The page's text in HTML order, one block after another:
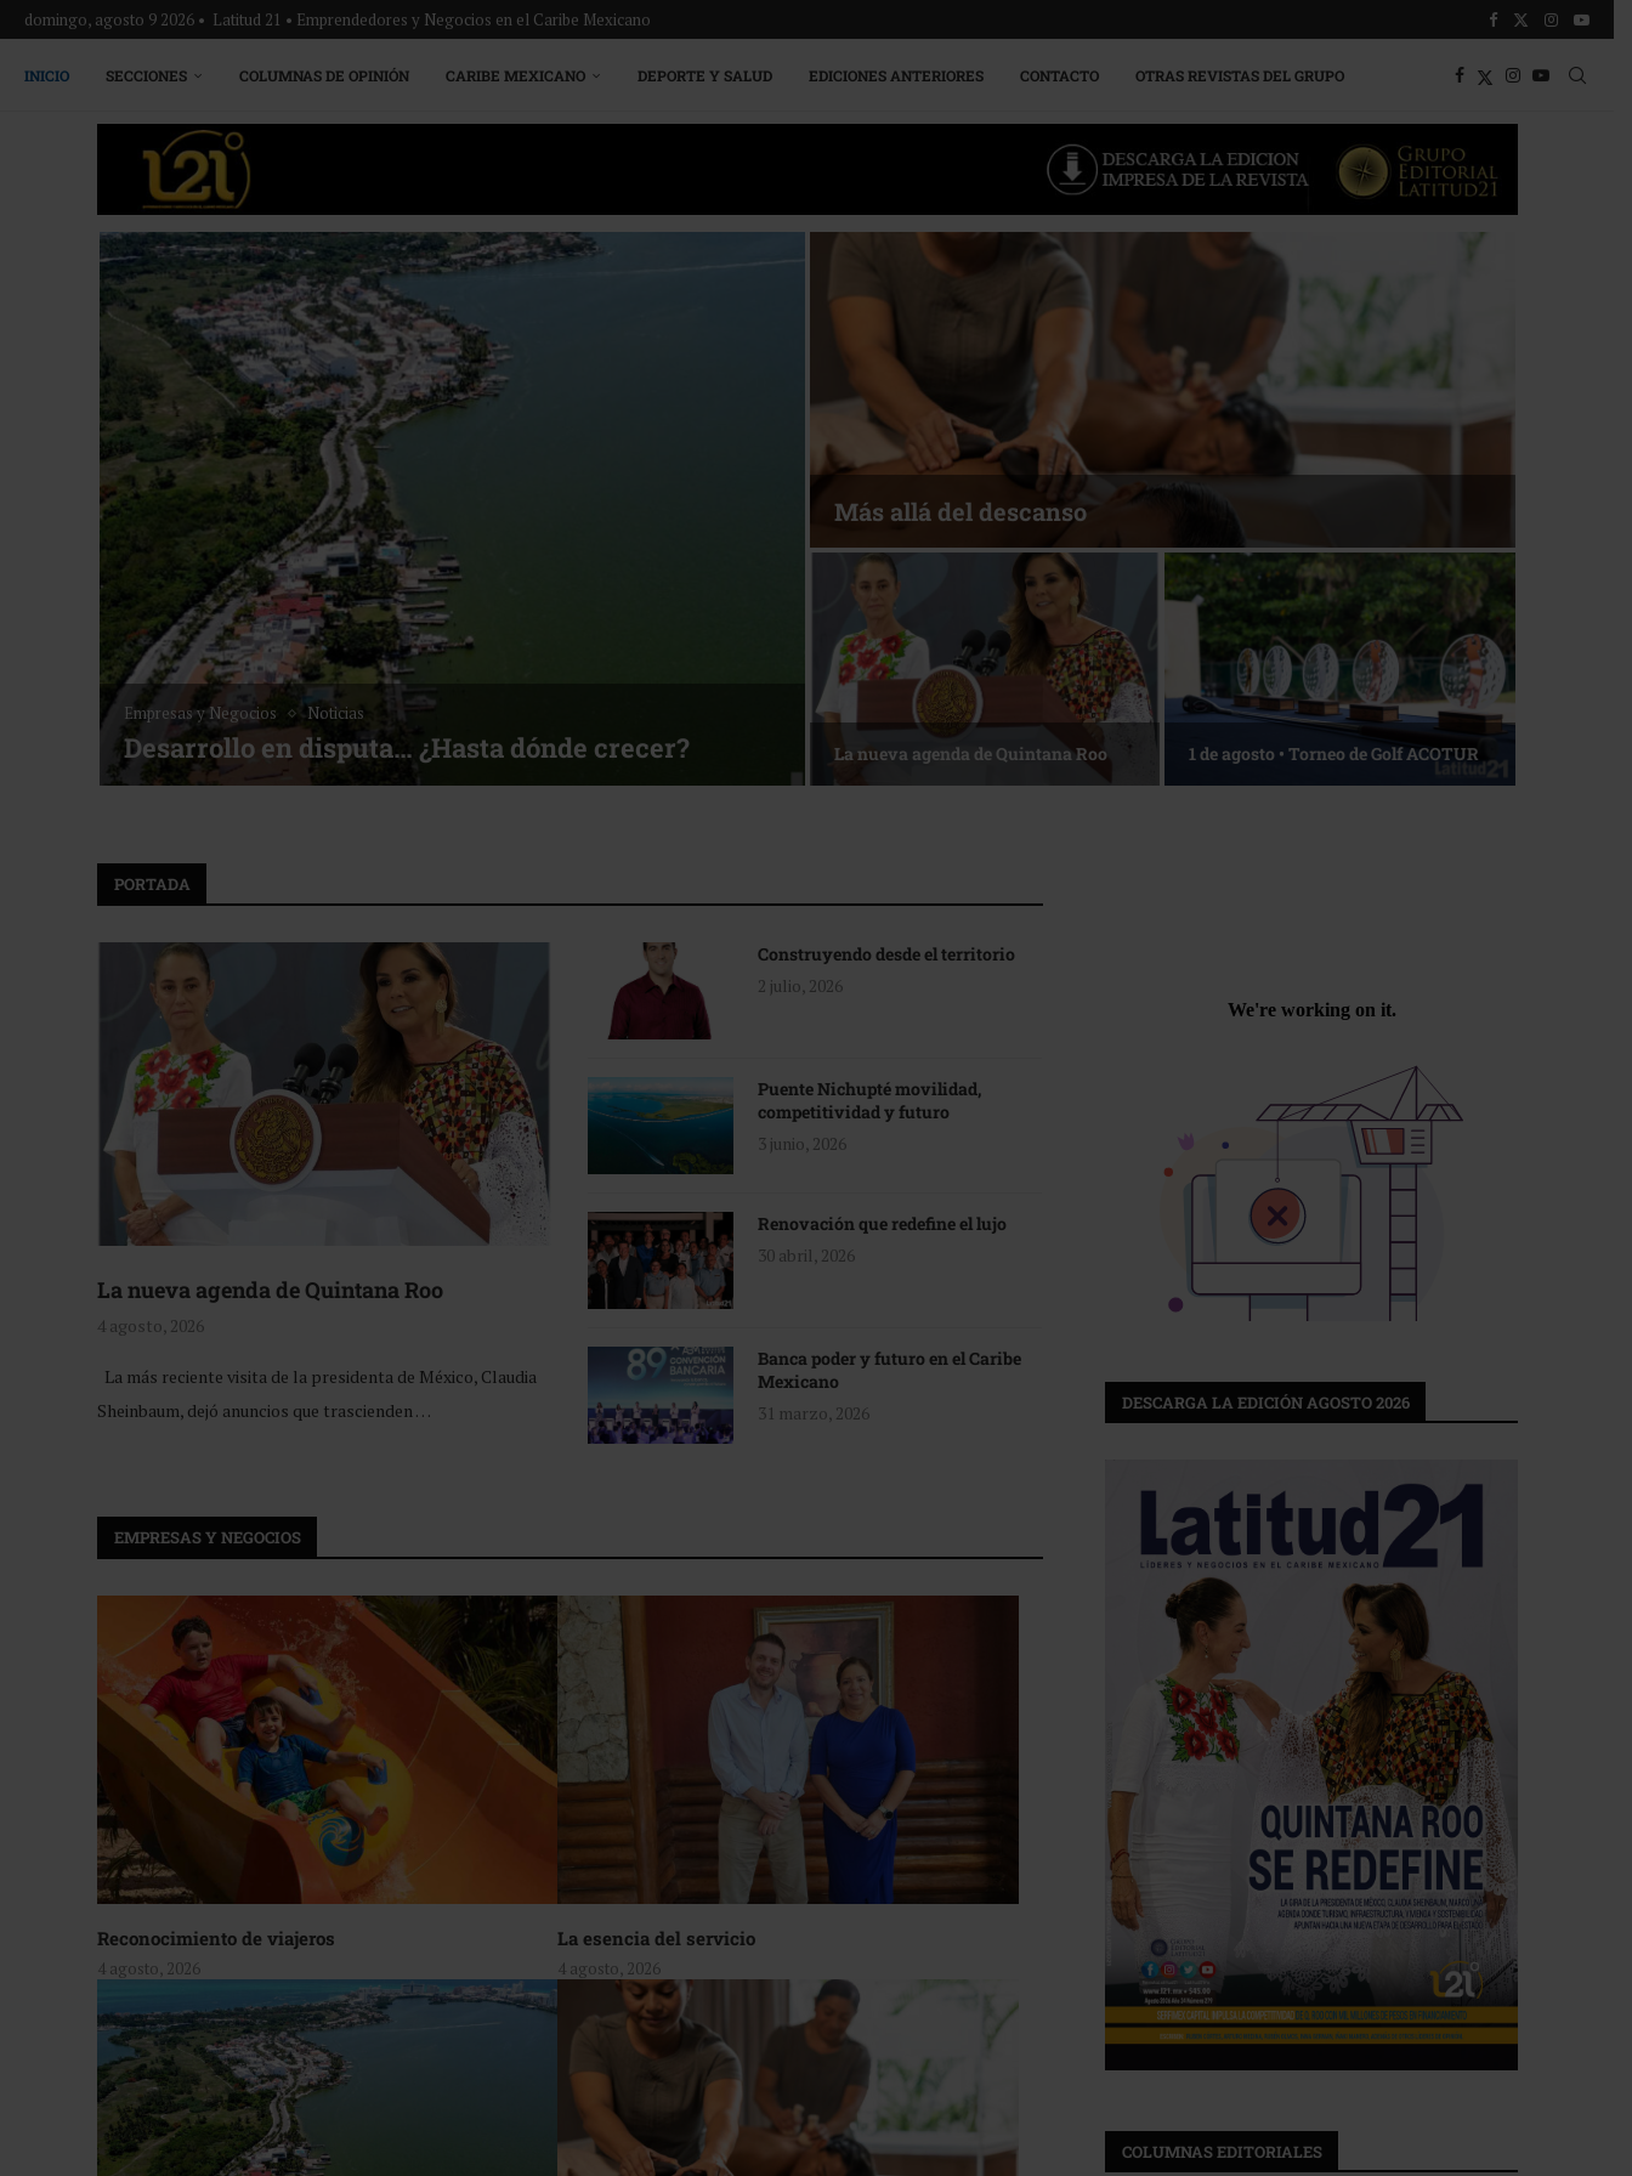
domingo, agosto 9 2026 • Latitud 21 • Emprendedores y Negocios en el Caribe Mexicano
INICIO SECCIONES COLUMNAS DE OPINIÓN CARIBE MEXICANO DEPORTE Y SALUD EDICIONES ANTERIORES CONTACTO OTRAS REVISTAS DEL GRUPO
Empresas y Negocios Noticias
Desarrollo en disputa… ¿Hasta dónde crecer?
Más allá del descanso
La nueva agenda de Quintana Roo 1 de agosto • Torneo de Golf ACOTUR
PORTADA
La nueva agenda de Quintana Roo
4 agosto, 2026
La más reciente visita de la presidenta de México, Claudia
Sheinbaum, dejó anuncios que trascienden …
Construyendo desde el territorio
2 julio, 2026
Puente Nichupté movilidad,
competitividad y futuro
3 junio, 2026
Renovación que redefine el lujo
30 abril, 2026
Banca poder y futuro en el Caribe
Mexicano
31 marzo, 2026
EMPRESAS Y NEGOCIOS
Reconocimiento de viajeros
4 agosto, 2026
La esencia del servicio
4 agosto, 2026
DESCARGA LA EDICIÓN AGOSTO 2026
COLUMNAS EDITORIALES